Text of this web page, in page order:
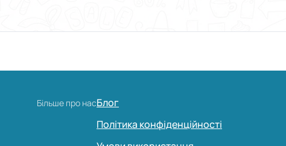
Більше про насБлог
Політика конфіденційності